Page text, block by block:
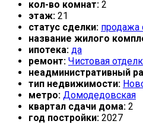
кол-во комнат: 2
этаж: 21
статус сделки: продажа
название жилого
ипотека: да
ремонт: Чистовая
неадминистративный
тип недвижимости:
метро: Домодедовская
квартал сдачи дома: 2
год постройки: 2027